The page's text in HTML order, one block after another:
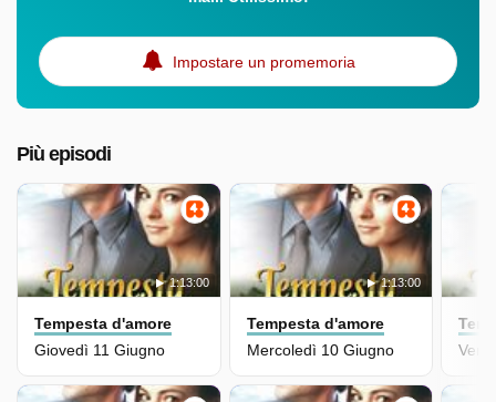
Impostare un promemoria
Più episodi
1:13:00
Tempesta d'amore
Giovedì 11 Giugno
1:13:00
Tempesta d'amore
Mercoledì 10 Giugno